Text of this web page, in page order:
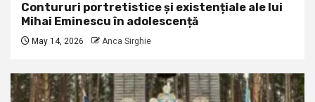
Contururi portretistice și existențiale ale lui
Mihai Eminescu în adolescență
May 14, 2026 Anca Sirghie